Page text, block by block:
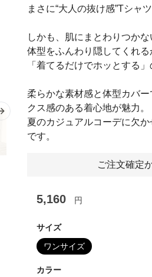
Next slide
まさに“大人の抜け感”Tシャツ
しかも、肌にまとわりつかな
体型をふんわり隠してくれる
「着てるだけでホッとする
柔らかな素材感と体型カバ
クス感のある着心地が魅力。
夏のカジュアルコーデに欠
です。
ご注文確定
5,160 円
サイズ
ワンサイズ
カラー